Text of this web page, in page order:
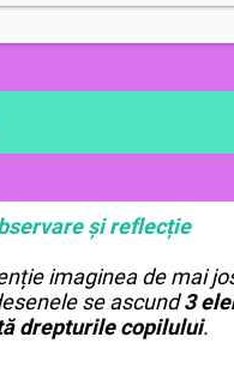
și reflecție
imaginea de mai
se ascund3
drepturile copilului.